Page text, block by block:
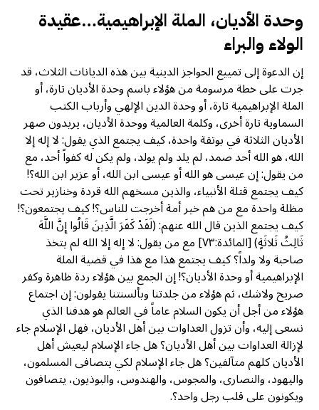
وحدة الأديان، الملة الإبراهيمية…عقيدة
الولاء والبراء
إن الدعوة إلى تمييع الحواجز الدينية بين هذه الديانات الثلاث، قد
جرت على خطة مرسومة من هؤلاء باسم وحدة الأديان تارة، أو
الملة الإبراهيمية تارة، أو وحدة الدين الإلهي وأرباب الكتب
السماوية تارة أخرى، وكلمة العالمية ووحدة الأديان، يريدون صهر
الأديان الثلاثة في بوتقة واحدة، كيف يجتمع الذي يقول: لا إله إلا
الله، هو الله أحد صمد، لم يلد ولم يولد، ولم يكن له كفواً أحد، مع
من يقول: إن عيسى هو الله أو عيسى ابن الله، أو عزير ابن الله؟!
كيف يجتمع قتلة الأنبياء، والذين مسخهم الله قردة وخنازير تحت
مظلة واحدة مع من هم خير أمة أخرجت للناس؟! كيف يجتمعون؟!
كيف يجتمع الذين قال الله عنهم: (لَقَدْ كَفَرَ الَّذِينَ قَالُوا إِنَّ اللَّهَ
ثَالِثُ ثَلاثَةٍ) [المائدة:٧٣] مع من يقول: لا إله إلا الله لم يتخذ
صاحبة ولا ولداً؟ كيف يجتمع هذا مع هذا في قضية الملة
الإبراهيمية أو وحدة الأديان؟! إن الجمع بين هؤلاء ردة ظاهرة وكفر
صريح ولاشك، ثم هؤلاء من جلدتنا وبألسنتنا يقولون: إن اجتماع
هؤلاء من أجل أن يكون السلام عاماً في العالم هو هدفنا الذي
نسعى إليه، وأن تزول العداوات بين أهل الأديان، فهل الإسلام جاء
لإزالة العداوات بين أهل الأديان؟ هل جاء الإسلام ليعيش أهل
الأديان كلهم متآلفين؟ هل جاء الإسلام لكي يتصافى المسلمون،
واليهود، والنصارى، والمجوس، والهندوس، والبوذيون، يتصافون
ويكونون على قلب رجل واحد؟.